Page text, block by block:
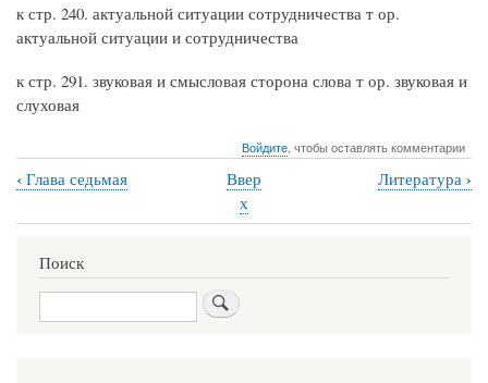
к стр. 240. актуальной ситуации сотрудничества т ор.
актуальной ситуации и сотрудничества
к стр. 291. звуковая и смысловая сторона слова т ор. звуковая и
слуховая
Войдите, чтобы оставлять комментарии
Перекрёстные
ссылки
книги
для
Текстологический
‹ Глава седьмая
Ввер
х
Литература ›
Поиск
Поиск